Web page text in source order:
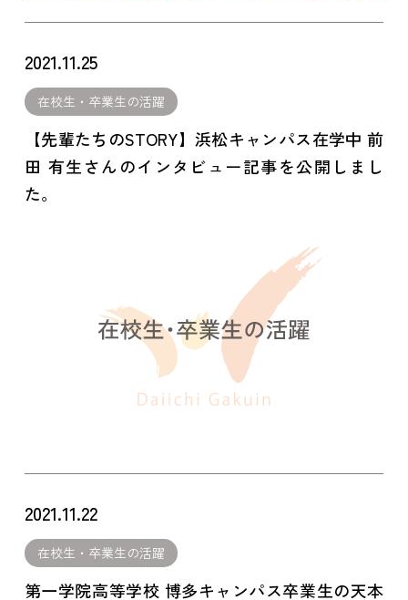
2021.11.25
在校生・卒業生の活躍
【先輩たちのSTORY】浜松キャンパス在学中 前
田 有生さんのインタビュー記事を公開しまし
た。
2021.11.22
在校生・卒業生の活躍
第一学院高等学校 博多キャンパス卒業生の天本